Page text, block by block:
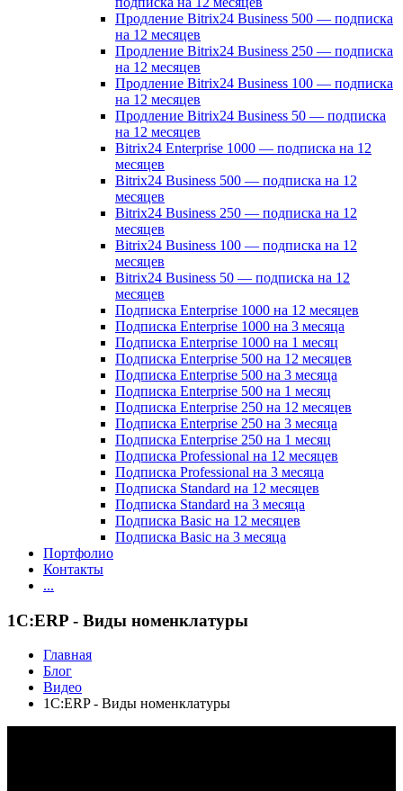
Продление Bitrix24 Business 500 — подписка
на 12 месяцев
Продление Bitrix24 Business 250 — подписка
на 12 месяцев
Продление Bitrix24 Business 100 — подписка
на 12 месяцев
Продление Bitrix24 Business 50 — подписка
на 12 месяцев
Bitrix24 Enterprise 1000 — подписка на 12
месяцев
Bitrix24 Business 500 — подписка на 12
месяцев
Bitrix24 Business 250 — подписка на 12
месяцев
Bitrix24 Business 100 — подписка на 12
месяцев
Bitrix24 Business 50 — подписка на 12
месяцев
Подписка Enterprise 1000 на 12 месяцев
Подписка Enterprise 1000 на 3 месяца
Подписка Enterprise 1000 на 1 месяц
Подписка Enterprise 500 на 12 месяцев
Подписка Enterprise 500 на 3 месяца
Подписка Enterprise 500 на 1 месяц
Подписка Enterprise 250 на 12 месяцев
Подписка Enterprise 250 на 3 месяца
Подписка Enterprise 250 на 1 месяц
Подписка Professional на 12 месяцев
Подписка Professional на 3 месяца
Подписка Standard на 12 месяцев
Подписка Standard на 3 месяца
Подписка Basic на 12 месяцев
Подписка Basic на 3 месяца
Портфолио
Контакты
...
1С:ERP - Виды номенклатуры
Главная
Блог
Видео
1С:ERP - Виды номенклатуры